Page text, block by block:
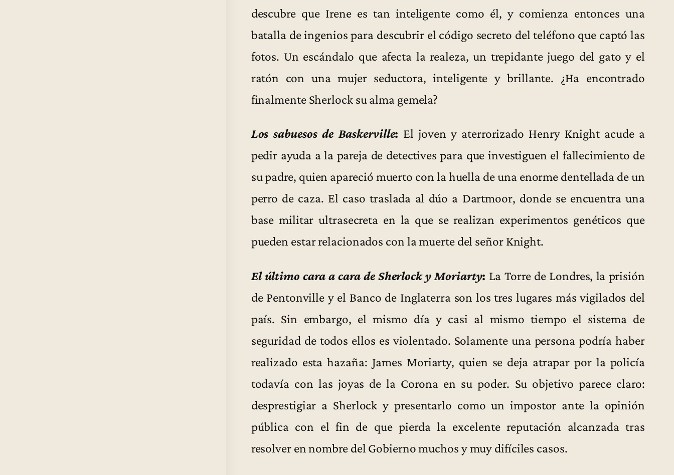
descubre que Irene es tan inteligente como él, y comienza entonces una
batalla de ingenios para descubrir el código secreto del teléfono que captó las
fotos. Un escándalo que afecta la realeza, un trepidante juego del gato y el
ratón con una mujer seductora, inteligente y brillante. ¿Ha encontrado
finalmente Sherlock su alma gemela?
Los sabuesos de Baskerville: El joven y aterrorizado Henry Knight acude a
pedir ayuda a la pareja de detectives para que investiguen el fallecimiento de
su padre, quien apareció muerto con la huella de una enorme dentellada de un
perro de caza. El caso traslada al dúo a Dartmoor, donde se encuentra una
base militar ultrasecreta en la que se realizan experimentos genéticos que
pueden estar relacionados con la muerte del señor Knight.
El último cara a cara de Sherlock y Moriarty: La Torre de Londres, la prisión
de Pentonville y el Banco de Inglaterra son los tres lugares más vigilados del
país. Sin embargo, el mismo día y casi al mismo tiempo el sistema de
seguridad de todos ellos es violentado. Solamente una persona podría haber
realizado esta hazaña: James Moriarty, quien se deja atrapar por la policía
todavía con las joyas de la Corona en su poder. Su objetivo parece claro:
desprestigiar a Sherlock y presentarlo como un impostor ante la opinión
pública con el fin de que pierda la excelente reputación alcanzada tras
resolver en nombre del Gobierno muchos y muy difíciles casos.